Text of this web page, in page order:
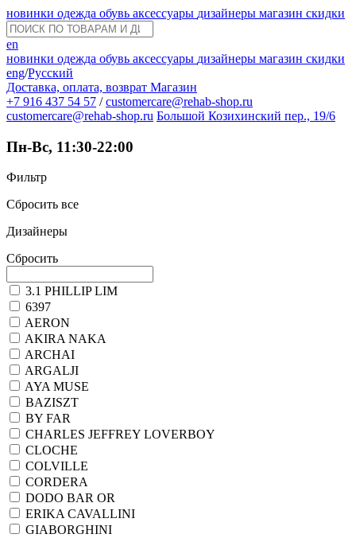
новинки одежда обувь аксессуары дизайнеры магазин скидки
en
новинки одежда обувь аксессуары дизайнеры магазин скидки
eng/Русский
Доставка, оплата, возврат Магазин
+7 916 437 54 57 / customercare@rehab-shop.ru
customercare@rehab-shop.ru Большой Козихинский пер., 19/6
Пн-Вс, 11:30-22:00
Фильтр
Сбросить все
Дизайнеры
Сбросить
3.1 PHILLIP LIM
6397
AERON
AKIRA NAKA
ARCHAI
ARGALJI
AYA MUSE
BAZISZT
BY FAR
CHARLES JEFFREY LOVERBOY
CLOCHE
COLVILLE
CORDERA
DODO BAR OR
ERIKA CAVALLINI
GIABORGHINI